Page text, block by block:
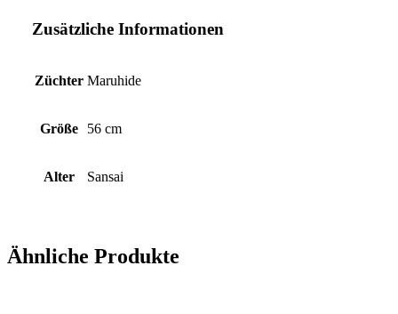
Zusätzliche Informationen
Züchter Maruhide
Größe 56 cm
Alter Sansai
Ähnliche Produkte